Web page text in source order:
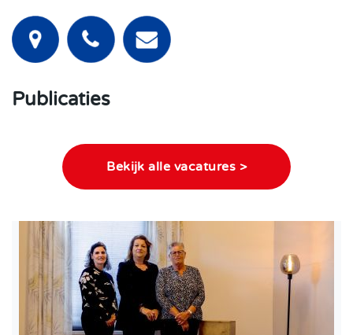
Publicaties
Bekijk alle vacatures >